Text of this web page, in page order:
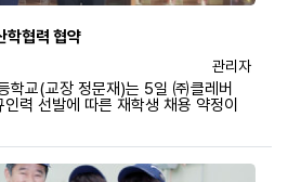
학협력 협약
등록자
관리자
학교(교장 정문재)는 5일 ㈜클레버
력 선발에 따른 재학생 채용 약정이